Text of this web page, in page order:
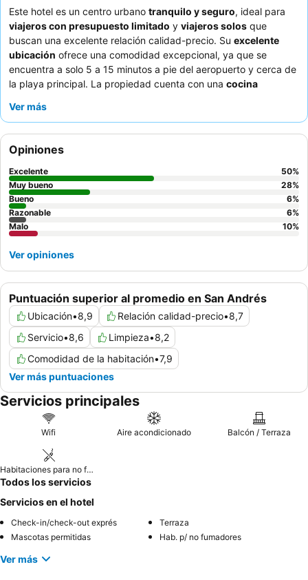
Este hotel es un centro urbano tranquilo y seguro, ideal para
viajeros con presupuesto limitado y viajeros solos que
buscan una excelente relación calidad-precio. Su excelente
ubicación ofrece una comodidad excepcional, ya que se
encuentra a solo 5 a 15 minutos a pie del aeropuerto y cerca de
la playa principal. La propiedad cuenta con una cocina
preparar sus propias comidas y ahorrar en gastos de
personal atento y amable
garantizar una estancia confortable. Para una experiencia más
tranquila, los huéspedes deben considerar solicitar una
habitación que no dé a la pista para minimizar el ruido de los
aviones.
Ver más
Puntuación superior al promedio en San Andrés
Ubicación•8,9 Relación calidad-precio•8,7
Servicio•8,6 Limpieza•8,2
Comodidad de la habitación•7,9
Ver más puntuaciones
Opiniones
Excelente 50%
Muy bueno
28%
Bueno
6%
Razonable
6%
Malo
10%
Ver opiniones
Servicios principales
Wifi Aire acondicionado Balcón / Terraza
Habitaciones para no fumadores
Todos los servicios
Servicios en el hotel
Check-in/check-out exprés
Terraza
Mascotas permitidas
Hab. p/ no fumadores
Ver más